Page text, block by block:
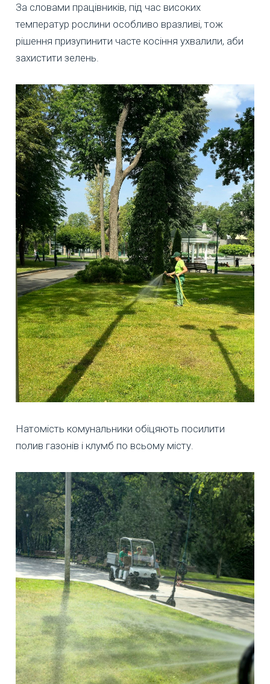
За словами працівників, під час високих
температур рослини особливо вразливі, тож
рішення призупинити часте косіння ухвалили, аби
захистити зелень.
Натомість комунальники обіцяють посилити
полив газонів і клумб по всьому місту.